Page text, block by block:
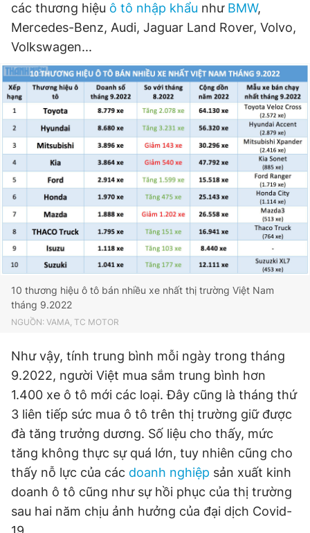
các thương hiệu ô tô nhập khẩu như BMW,
Mercedes-Benz, Audi, Jaguar Land Rover, Volvo,
Volkswagen...
10 thương hiệu ô tô bán nhiều xe nhất thị trường Việt Nam
tháng 9.2022
NGUỒN: VAMA, TC MOTOR
Như vậy, tính trung bình mỗi ngày trong tháng
9.2022, người Việt mua sắm trung bình hơn
1.400 xe ô tô mới các loại. Đây cũng là tháng thứ
3 liên tiếp sức mua ô tô trên thị trường giữ được
đà tăng trưởng dương. Số liệu cho thấy, mức
tăng không thực sự quá lớn, tuy nhiên cũng cho
thấy nỗ lực của các doanh nghiệp sản xuất kinh
doanh ô tô cũng như sự hồi phục của thị trường
sau hai năm chịu ảnh hưởng của đại dịch Covid-